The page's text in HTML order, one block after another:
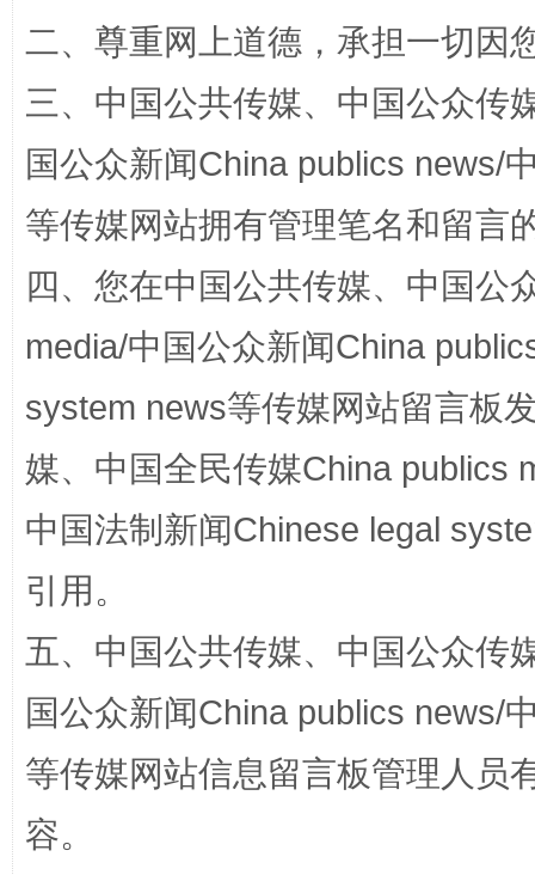
阿坝州三大球赛在茂县开幕 规模
国家大学科技园优化重塑工作
扯下公款旅游的“隐身衣” 如何以
二、尊重网上道德，承担一切因
三、中国公共传媒、中国公众传
国公众新闻China publics news/
等传媒网站拥有管理笔名和留言
四、您在中国公共传媒、中国公
media/中国公众新闻China
system news等传媒网站留言板
媒、中国全民传媒China publics
中国法制新闻Chinese legal
引用。
五、中国公共传媒、中国公众传
国公众新闻China publics news/
等传媒网站信息留言板管理人员
容。